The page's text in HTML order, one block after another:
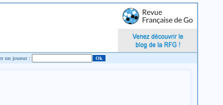
Chercher un joueur :